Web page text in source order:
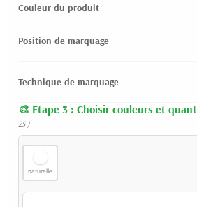
Couleur du produit
Position de marquage
Technique de marquage
Etape 3 : Choisir couleurs et
25 )
naturelle